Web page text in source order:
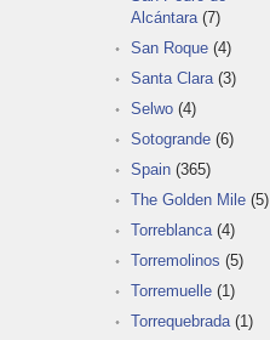
Alcántara (7)
San Roque (4)
Santa Clara (3)
Selwo (4)
Sotogrande (6)
Spain (365)
The Golden Mile (5)
Torreblanca (4)
Torremolinos (5)
Torremuelle (1)
Torrequebrada (1)